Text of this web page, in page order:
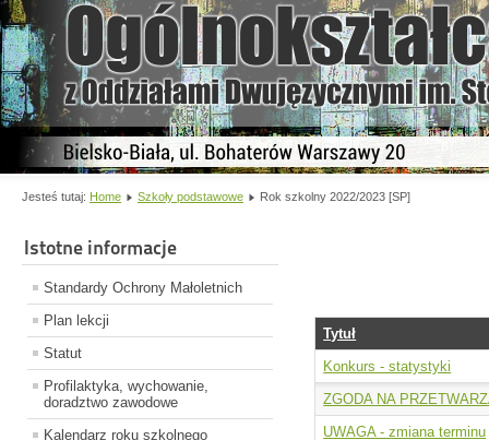
Jesteś tutaj: Home Szkoły podstawowe Rok szkolny 2022/2023 [SP]
Istotne informacje
Standardy Ochrony Małoletnich
Plan lekcji
Statut
Profilaktyka, wychowanie,
doradztwo zawodowe
Kalendarz roku szkolnego
Tytuł
Konkurs - statystyki
ZGODA NA
UWAGA - zmiana terminu